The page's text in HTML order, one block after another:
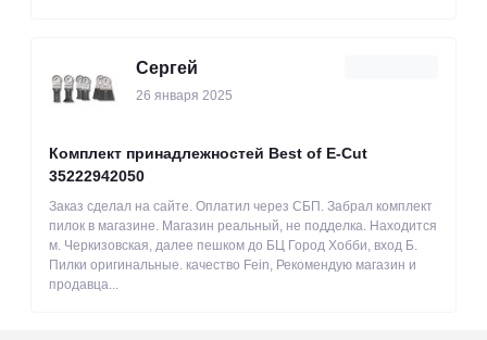
Сергей
26 января 2025
Комплект принадлежностей Best of E-Cut
35222942050
Заказ сделал на сайте. Оплатил через СБП. Забрал комплект
пилок в магазине. Магазин реальный, не подделка. Находится
м. Черкизовская, далее пешком до БЦ Город Хобби, вход Б.
Пилки оригинальные. качество Fein, Рекомендую магазин и
продавца...